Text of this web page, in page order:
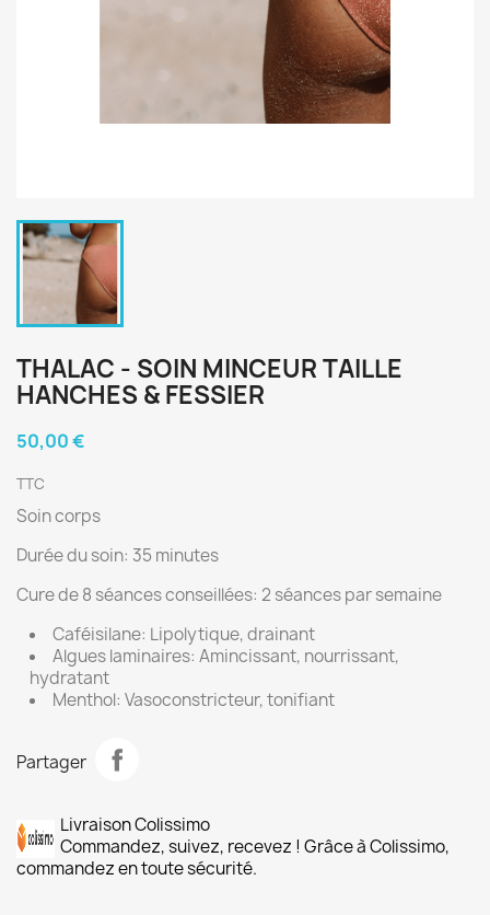
THALAC - SOIN MINCEUR TAILLE
HANCHES & FESSIER
50,00 €
TTC
Soin corps
Durée du soin: 35 minutes
Cure de 8 séances conseillées: 2 séances par semaine
Caféisilane: Lipolytique, drainant
Algues laminaires: Amincissant, nourrissant,
hydratant
Menthol: Vasoconstricteur, tonifiant
Partager
Livraison Colissimo
Commandez, suivez, recevez ! Grâce à Colissimo,
commandez en toute sécurité.